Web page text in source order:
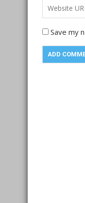
Save my